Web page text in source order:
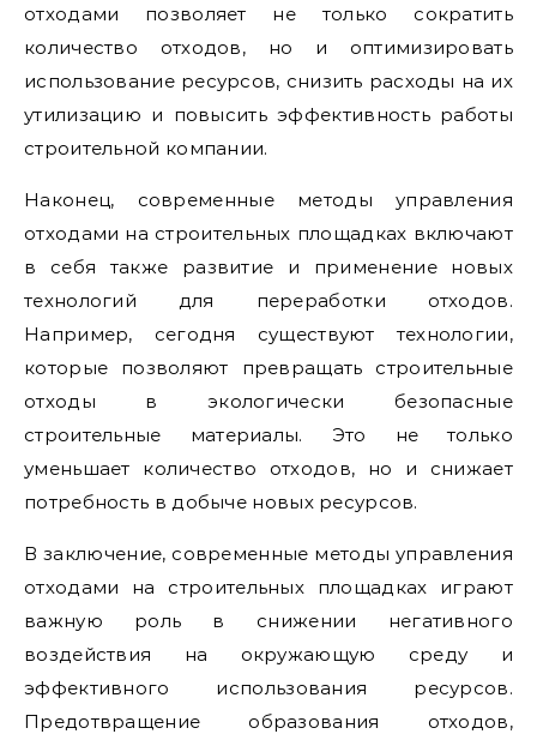
отходами позволяет не только сократить
количество отходов, но и оптимизировать
использование ресурсов, снизить расходы на их
утилизацию и повысить эффективность работы
строительной компании.
Наконец, современные методы управления
отходами на строительных площадках включают
в себя также развитие и применение новых
технологий для переработки отходов.
Например, сегодня существуют технологии,
которые позволяют превращать строительные
отходы в экологически безопасные
строительные материалы. Это не только
уменьшает количество отходов, но и снижает
потребность в добыче новых ресурсов.
В заключение, современные методы управления
отходами на строительных площадках играют
важную роль в снижении негативного
воздействия на окружающую среду и
эффективного использования ресурсов.
Предотвращение образования отходов,